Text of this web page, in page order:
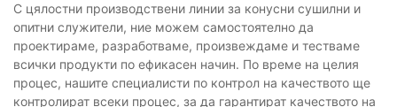
С цялостни производствени линии за конусни сушилни и
опитни служители, ние можем самостоятелно да
проектираме, разработваме, произвеждаме и тестваме
всички продукти по ефикасен начин. По време на целия
процес, нашите специалисти по контрол на качеството ще
контролират всеки процес, за да гарантират качеството на